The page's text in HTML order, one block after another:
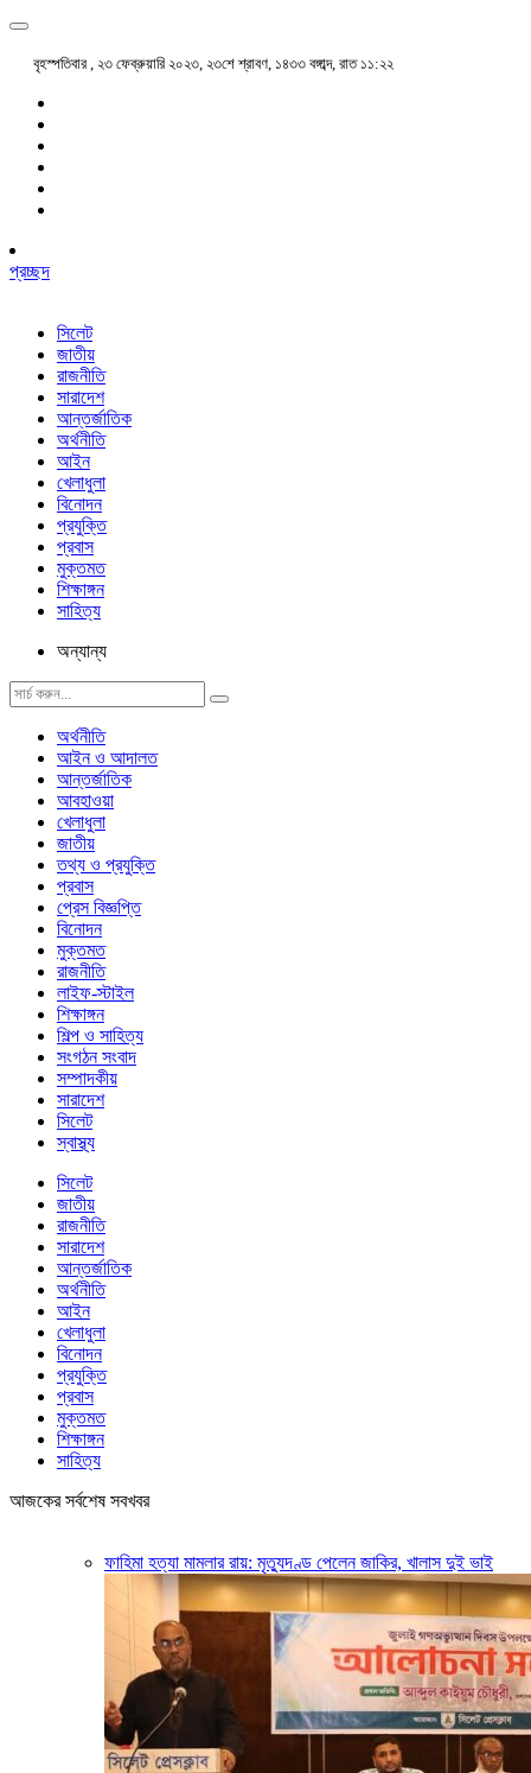
বৃহস্পতিবার , ২৩ ফেব্রুয়ারি ২০২৩, ২৩শে শ্রাবণ, ১৪৩৩ বঙ্গাব্দ, রাত ১১:২২
প্রচ্ছদ
সিলেট
জাতীয়
রাজনীতি
সারাদেশ
আন্তর্জাতিক
অর্থনীতি
আইন
খেলাধুলা
বিনোদন
প্রযুক্তি
প্রবাস
মুক্তমত
শিক্ষাঙ্গন
সাহিত্য
অন্যান্য
অর্থনীতি
আইন ও আদালত
আন্তর্জাতিক
আবহাওয়া
খেলাধুলা
জাতীয়
তথ্য ও প্রযুক্তি
প্রবাস
প্রেস বিজ্ঞপ্তি
বিনোদন
মুক্তমত
রাজনীতি
লাইফ-স্টাইল
শিক্ষাঙ্গন
শিল্প ও সাহিত্য
সংগঠন সংবাদ
সম্পাদকীয়
সারাদেশ
সিলেট
স্বাস্থ্য
সিলেট
জাতীয়
রাজনীতি
সারাদেশ
আন্তর্জাতিক
অর্থনীতি
আইন
খেলাধুলা
বিনোদন
প্রযুক্তি
প্রবাস
মুক্তমত
শিক্ষাঙ্গন
সাহিত্য
আজকের সর্বশেষ সবখবর
ফাহিমা হত্যা মামলার রায়: মৃত্যুদণ্ড পেলেন জাকির, খালাস দুই ভাই